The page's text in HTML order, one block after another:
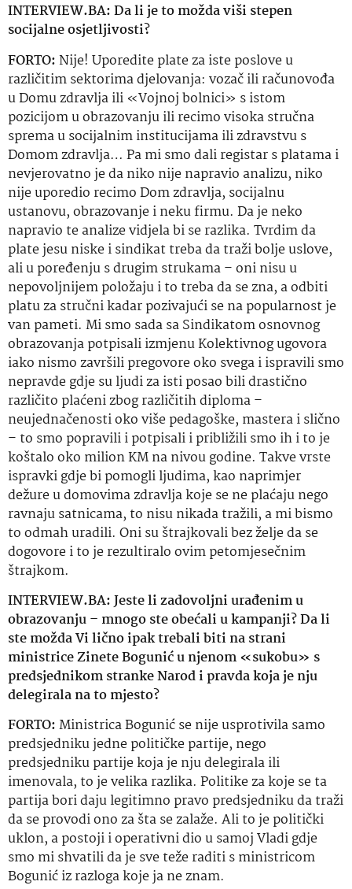
INTERVIEW.BA: Da li je to možda višistepen
socijalne osjetljivosti?
FORTO:Nije! Uporediteplate za iste poslove u
različitim sektorima djelovanja: vozač ili računovođa
u Domu zdravlja ili «Vojnoj bolnici» s istom
pozicijom u obrazovanju ili recimo visoka stručna
sprema u socijalnim institucijama ili zdravstvu s
Domom zdravlja… Pa mi smo dali registar s platama i
nevjerovatno je daniko nije napravio analizu, niko
nijeuporedio recimo Dom zdravlja, socijalnu
ustanovu, obrazovanje i neku firmu. Da je neko
napravio te analize vidjela bi se razlika. Tvrdim da
plate jesu niske i sindikat treba da traži boljeuslove,
ali u poređenju s drugim strukama – oni nisu u
nepovoljnijem položaju i to treba da se zna, a odbiti
platu za stručni kadar pozivajući se na popularnost je
van pameti. Mi smo sada sa Sindikatom osnovnog
obrazovanja potpisali izmjenu Kolektivnog ugovora
iako nismo završili pregovore oko svega i ispravili smo
nepravde gdje su ljudi za isti posao bili drastično
različito plaćeni zbog različitih diploma –
neujednačenosti oko više pedagoške, mastera i slično
– to smo popravili i potpisali i približili smo ih i to je
koštalo oko milionKM na nivou godine. Takve vrste
ispravkigdje bi pomogli ljudima, kao naprimjer
dežureu domovima zdravlja koje se ne plaćaju nego
ravnaju satnicama, to nisu nikada tražili, a mi bismo
to odmah uradili. Oni suštrajkovalibez želje da se
dogovore i to jerezultiraloovim petomjesečnim
štrajkom.
INTERVIEW.BA: Jeste li zadovoljni urađenim u
obrazovanju – mnogo ste obećali u kampanji? Da li
ste možda Vi lično ipak trebali biti na strani
ministrice ZineteBoguniću njenom «sukobu» s
predsjednikom stranke Narod i pravda koja je nju
delegirala na to mjesto?
FORTO:MinistricaBogunićse nije usprotivila samo
predsjedniku jedne političke partije, nego
predsjedniku partije koja je nju delegirala ili
imenovala, to je velika razlika. Politike za koje se ta
partija bori daju legitimno pravo predsjedniku da traži
da se provodi ono zaštase zalaže. Ali to je politički
uklon, a postoji i operativni dio u samoj Vladi gdje
smo mi shvatili da je sve teže raditi s ministricom
Bogunićiz razloga koje ja ne znam.